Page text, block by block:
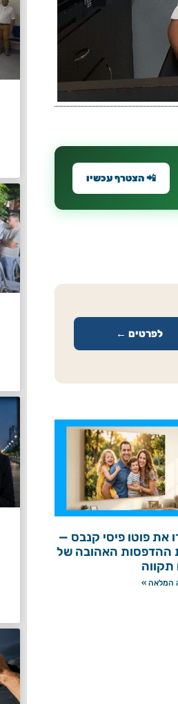
📲 הצטרף עכשיו
לפרטים ←
את פוטו פיסי קנבס —
ההדפסות האהובה של
המלאה »